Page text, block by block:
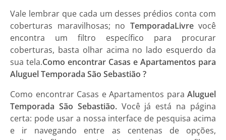
Vale lembrar que cada um desses prédios conta com
coberturas maravilhosas; no TemporadaLivrevocê
encontra um filtro específico para procurar
coberturas, basta olhar acima no lado esquerdo da
sua tela.Como encontrar Casas e Apartamentos para
Aluguel Temporada São Sebastião ?
Como encontrar Casas e Apartamentos para Aluguel
Temporada São Sebastião.Você já está na página
certa: pode usar a nossa interface de pesquisa acima
e ir navegando entre as centenas de opções,